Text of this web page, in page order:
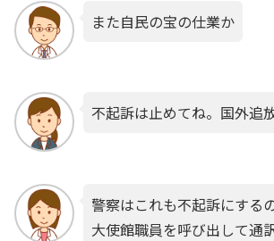
また自民の宝の仕業か
不起訴は止めてね。国外追
警察はこれも不起訴にする
大使館職員を呼び出して通